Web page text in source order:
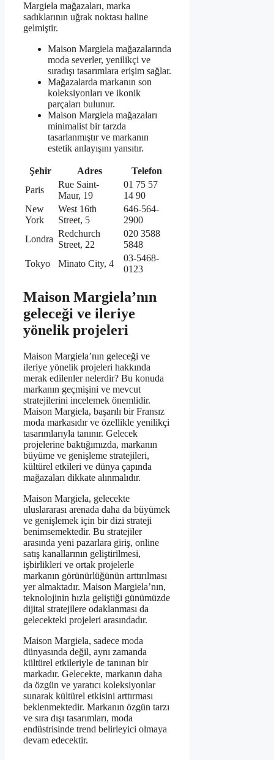
Margiela mağazaları, marka
sadıklarının uğrak noktası haline
gelmiştir.
Maison Margiela mağazalarında
moda severler, yenilikçi ve
sıradışı tasarımlara erişim sağlar.
Mağazalarda markanın son
koleksiyonları ve ikonik
parçaları bulunur.
Maison Margiela mağazaları
minimalist bir tarzda
tasarlanmıştır ve markanın
estetik anlayışını yansıtır.
Şehir Adres
Telefon
Paris
Rue Saint-
Maur, 19
01 75 57
14 90
New
York
West 16th
Street, 5
646-564-
2900
Londra
Redchurch
Street, 22
020 3588
5848
Tokyo
Minato City, 4
03-5468-
0123
Maison Margiela’nın
geleceği ve ileriye
yönelik projeleri
Maison Margiela’nın geleceği ve
ileriye yönelik projeleri hakkında
merak edilenler nelerdir? Bu konuda
markanın geçmişini ve mevcut
stratejilerini incelemek önemlidir.
Maison Margiela, başarılı bir Fransız
moda markasıdır ve özellikle yenilikçi
tasarımlarıyla tanınır. Gelecek
projelerine baktığımızda, markanın
büyüme ve genişleme stratejileri,
kültürel etkileri ve dünya çapında
mağazaları dikkate alınmalıdır.
Maison Margiela, gelecekte
uluslararası arenada daha da büyümek
ve genişlemek için bir dizi strateji
benimsemektedir. Bu stratejiler
arasında yeni pazarlara giriş, online
satış kanallarının geliştirilmesi,
işbirlikleri ve ortak projelerle
markanın görünürlüğünün arttırılması
yer almaktadır. Maison Margiela’nın,
teknolojinin hızla geliştiği günümüzde
dijital stratejilere odaklanması da
gelecekteki projeleri arasındadır.
Maison Margiela, sadece moda
dünyasında değil, aynı zamanda
kültürel etkileriyle de tanınan bir
markadır. Gelecekte, markanın daha
da özgün ve yaratıcı koleksiyonlar
sunarak kültürel etkisini arttırması
beklenmektedir. Markanın özgün tarzı
ve sıra dışı tasarımları, moda
endüstrisinde trend belirleyici olmaya
devam edecektir.